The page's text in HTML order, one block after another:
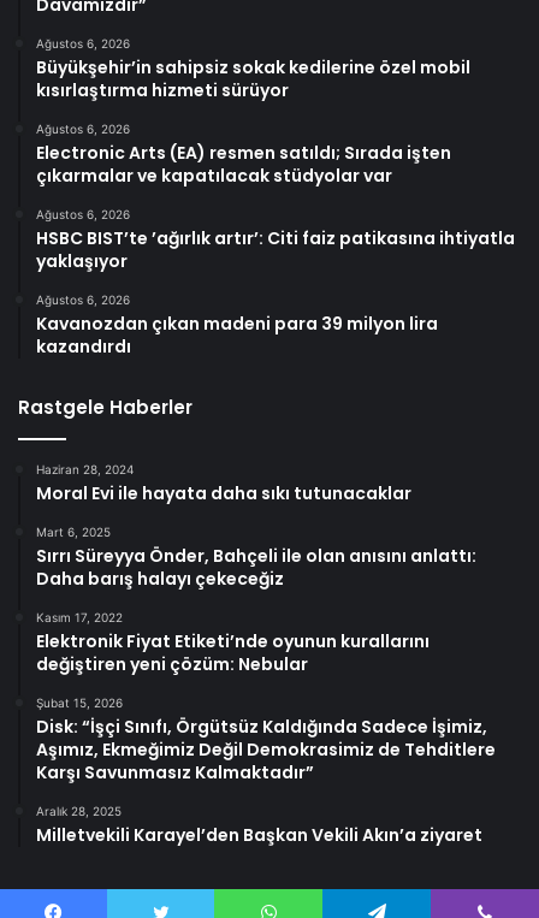
Davamızdır”
Ağustos 6, 2026
Büyükşehir’in sahipsiz sokak kedilerine özel mobil
kısırlaştırma hizmeti sürüyor
Ağustos 6, 2026
Electronic Arts (EA) resmen satıldı; Sırada işten
çıkarmalar ve kapatılacak stüdyolar var
Ağustos 6, 2026
HSBC BIST’te ’ağırlık artır’: Citi faiz patikasına ihtiyatla
yaklaşıyor
Ağustos 6, 2026
Kavanozdan çıkan madeni para 39 milyon lira
kazandırdı
Rastgele Haberler
Haziran 28, 2024
Moral Evi ile hayata daha sıkı tutunacaklar
Mart 6, 2025
Sırrı Süreyya Önder, Bahçeli ile olan anısını anlattı:
Daha barış halayı çekeceğiz
Kasım 17, 2022
Elektronik Fiyat Etiketi’nde oyunun kurallarını
değiştiren yeni çözüm: Nebular
Şubat 15, 2026
Disk: “İşçi Sınıfı, Örgütsüz Kaldığında Sadece İşimiz,
Aşımız, Ekmeğimiz Değil Demokrasimiz de Tehditlere
Karşı Savunmasız Kalmaktadır”
Aralık 28, 2025
Milletvekili Karayel’den Başkan Vekili Akın’a ziyaret